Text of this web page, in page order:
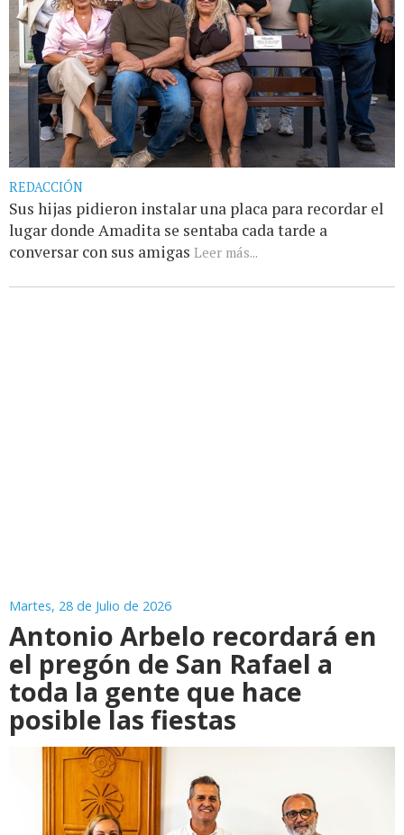
REDACCIÓN
Sus hijas pidieron instalar una placa para recordar el
lugar donde Amadita se sentaba cada tarde a
conversar con sus amigas Leer más...
Martes, 28 de Julio de 2026
Antonio Arbelo recordará en
el pregón de San Rafael a
toda la gente que hace
posible las fiestas